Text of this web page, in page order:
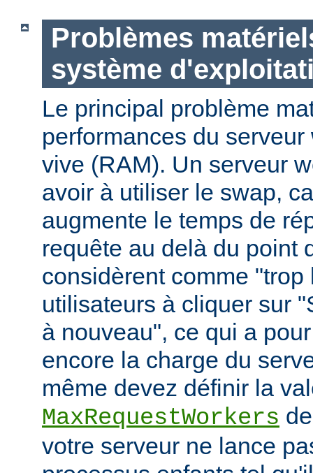
Problèmes
système
Le principal problème
performances du
vive (RAM). Un serveur
avoir à utiliser le swap,
augmente le temps de
requête au delà du point
considèrent comme
utilisateurs à cliquer sur
à nouveau", ce qui a
encore la charge du
même devez définir la
MaxRequestWorkers
votre serveur ne lance